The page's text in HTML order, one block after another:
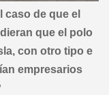
caso de que el
que el polo
con otro tipo e
empresarios